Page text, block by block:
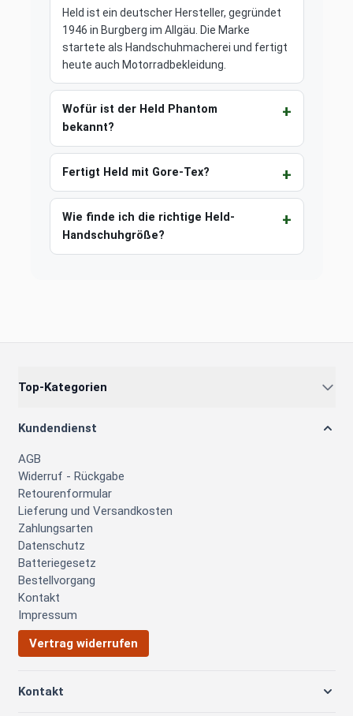
Held ist ein deutscher Hersteller, gegründet
1946 in Burgberg im Allgäu. Die Marke
startete als Handschuhmacherei und fertigt
heute auch Motorradbekleidung.
Wofür ist der Held Phantom
bekannt?
Fertigt Held mit Gore-Tex?
Wie finde ich die richtige Held-
Handschuhgröße?
Top-Kategorien
Kundendienst
AGB
Widerruf - Rückgabe
Retourenformular
Lieferung und Versandkosten
Zahlungsarten
Datenschutz
Batteriegesetz
Bestellvorgang
Kontakt
Impressum
Vertrag widerrufen
Kontakt